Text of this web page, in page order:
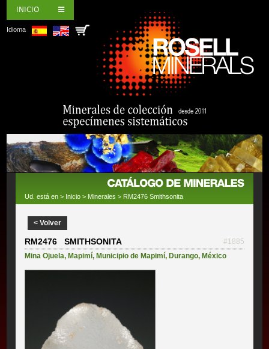
INICIO
Idioma
Ud. está en > Inicio > Minerales > RM2476 Smithsonita
< Volver
RM2476 SMITHSONITA
#1885
Mina Ojuela,Mapimí,Municipio de Mapimí,Durango,México